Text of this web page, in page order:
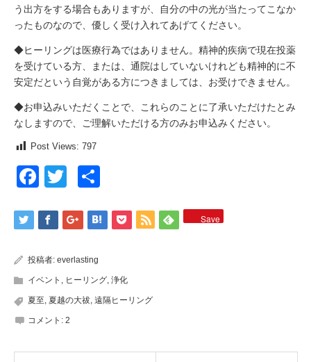
う出方をする場合もありますが、自分の中の光が当たってこなか
ったものなので、優しく受け入れてあげてください。
◆ヒーリングは医療行為ではありません。精神的疾病で現在投薬
を受けている方、または、通院はしていないけれども精神的に不
安定だという自覚がある方につきましては、お受けできません。
◆お申込みいただくことで、これらのことに了承いただけたとみ
なしますので、ご理解いただける方のみお申込みください。
Post Views: 797
Facebook
Twitter
Save
投稿者: everlasting
イベント , ヒーリング, 浄化
夏至, 夏越の大祓, 遠隔ヒーリング
コメント: 2